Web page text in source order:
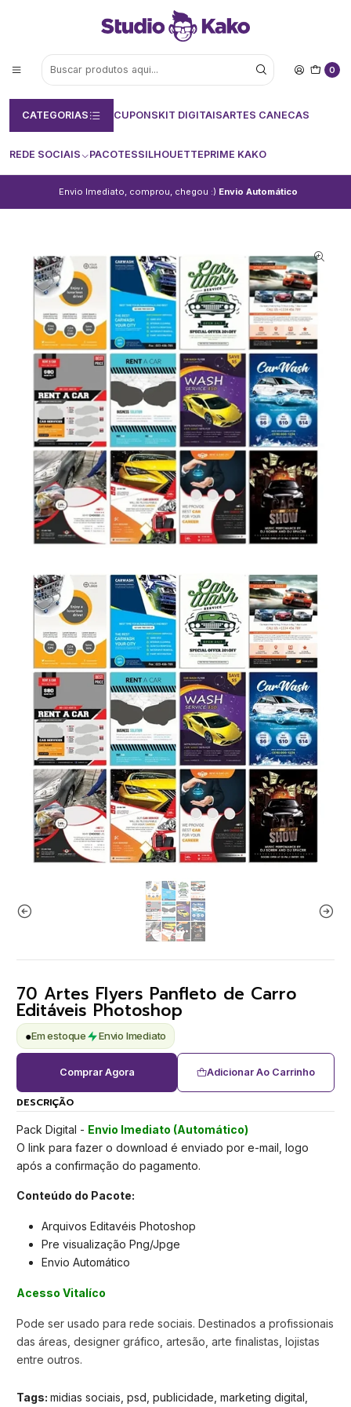
0
CATEGORIAS CUPONSKIT DIGITAISARTES CANECAS
REDE SOCIAIS PACOTESSILHOUETTEPRIME KAKO
Envio Imediato, comprou, chegou :) Envio Automático
70 Artes Flyers Panfleto de Carro
Editáveis Photoshop
●Em estoque Envio Imediato
Adicionar Ao Carrinho
Comprar Agora
DESCRIÇÃO
Pack Digital - Envio Imediato (Automático)
O link para fazer o download é enviado por e-mail, logo
após a confirmação do pagamento.
Conteúdo do Pacote:
Arquivos Editavéis Photoshop
Pre visualização Png/Jpge
Envio Automático
Acesso Vitalíco
Pode ser usado para rede sociais. Destinados a profissionais
das áreas, designer gráfico, artesão, arte finalistas, lojistas
entre outros.
Tags: midias sociais, psd, publicidade, marketing digital,